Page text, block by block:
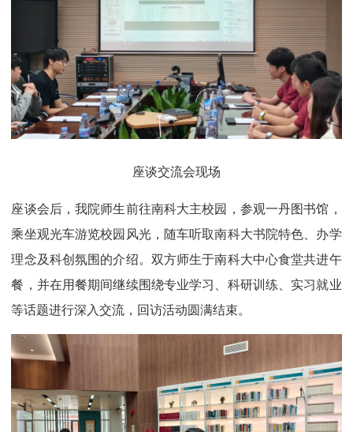
座谈交流会现场
座谈会后，我院师生前往南科大主校园，参观一丹图书馆，
乘坐观光车游览校园风光，随车听取南科大书院特色、办学
理念及科创氛围的介绍。双方师生于南科大中心食堂共进午
餐，并在用餐期间继续围绕专业学习、科研训练、实习就业
等话题进行深入交流，回访活动圆满结束。